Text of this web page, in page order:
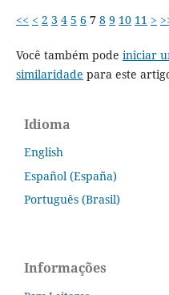
<< < 2 3 4 5 6 7 8 9 10 11 >
Você também pode iniciar
similaridade para este
Idioma
English
Español (España)
Português (Brasil)
Informações